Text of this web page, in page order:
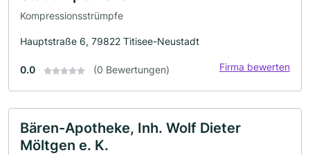
Kompressionsstrümpfe
Hauptstraße 6, 79822 Titisee-Neustadt
0.0 (0 Bewertungen) Firma bewerten
Bären-Apotheke, Inh. Wolf Dieter
Möltgen e. K.